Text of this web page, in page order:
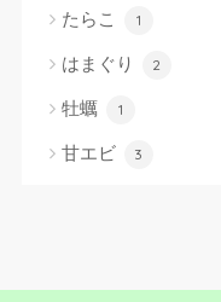
たらこ 1
はまぐり 2
牡蠣 1
甘エビ 3